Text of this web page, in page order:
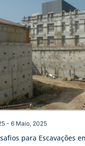
para Escavações
- 6 Maio, 2025